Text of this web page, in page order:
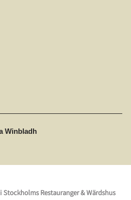
Winbladh
Stockholms Restauranger & Wärdshus